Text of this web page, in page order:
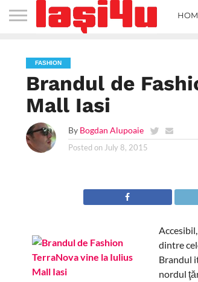
FASHION
Brandul de
Mall Iasi
By Bogdan Alupoaie
Posted on July 8, 2015
dintre
Brandul
nordul